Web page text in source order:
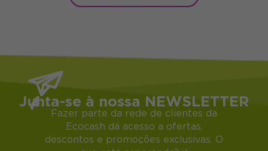
Junta-se à nossa NEWSLETTER
Fazer parte da rede de clientes da
Ecocash dá acesso a ofertas,
descontos e promoções exclusivas. O